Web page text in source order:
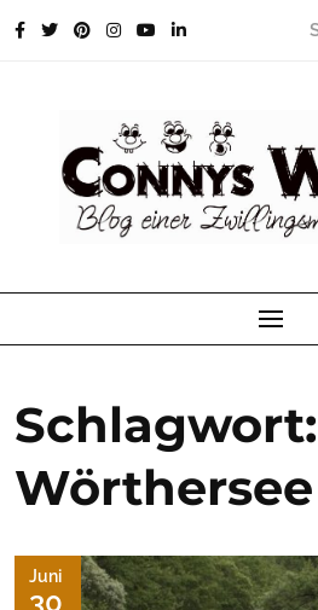
Schlagwort:
Wörthersee
Juni
30